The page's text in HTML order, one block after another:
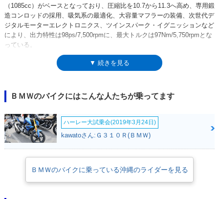
（1085cc）がベースとなっており、圧縮比を10.7から11.3へ高め、専用鍛
造コンロッドの採用、吸気系の最適化、大容量マフラーの装備、次世代デ
ジタルモーターエレクトロニクス、ツインスパーク・イグニッションなど
により、出力特性は98ps/7,500rpmに、最大トルクは97Nm/5,750rpmとな
っている。
▼ 続きを見る
ＢＭＷのバイクにはこんな人たちが乗ってます
ハーレー大試乗会(2019年3月24日)
kawatoさん:Ｇ３１０Ｒ(ＢＭＷ)
ＢＭＷのバイクに乗っている沖縄のライダーを見る